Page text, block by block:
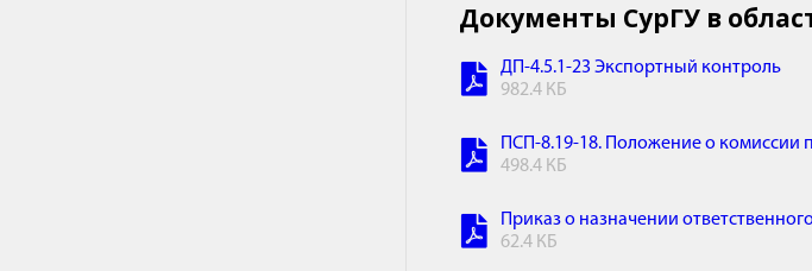
Документы СурГУ в
ДП-4.5.1-23 Экспортный контроль
982.4 КБ
ПСП-8.19-18. Положение о комиссии
498.4 КБ
Приказ о назначении
62.4 КБ